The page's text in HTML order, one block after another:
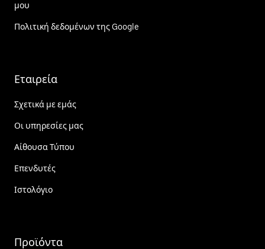
μου
Πολιτική δεδομένων της Google
Εταιρεία
Σχετικά με εμάς
Οι υπηρεσίες μας
Αίθουσα Τύπου
Επενδυτές
Ιστολόγιο
Προϊόντα